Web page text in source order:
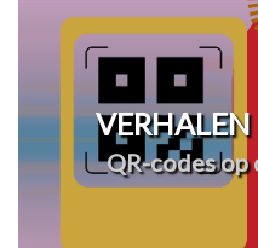
VERHALEN
QR-codes op